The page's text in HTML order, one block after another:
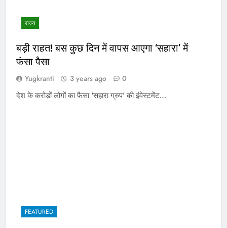
राज्य
बड़ी राहत! बस कुछ दिन में वापस आएगा ‘सहारा’ में
फंसा पैसा
Yugkranti 3 years ago 0
देश के करोड़ों लोगों का फैसा ‘सहारा ग्रुप’ की इंवेस्टमेंट…
FEATURED